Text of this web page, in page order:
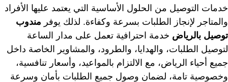
خدمات التوصيل من الحلول الأساسية التي يعتمد عليها الأفراد
والمتاجر لإنجاز الطلبات بسرعة وكفاءة. لذلك يوفر مندوب
توصيل بالرياض خدمة احترافية تعمل على مدار الساعة
لتوصيل الطلبات، والهدايا، والطرود، والمشاوير الخاصة داخل
جميع أحياء الرياض، مع الالتزام بالمواعيد، وأسعار تنافسية،
وخصوصية تامة، لضمان وصول جميع الطلبات بأمان وسرعة